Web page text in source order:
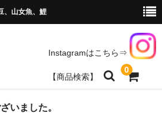
、山女魚、鯉
Instagramはこちら⇒
【商品検索】
0
いました。